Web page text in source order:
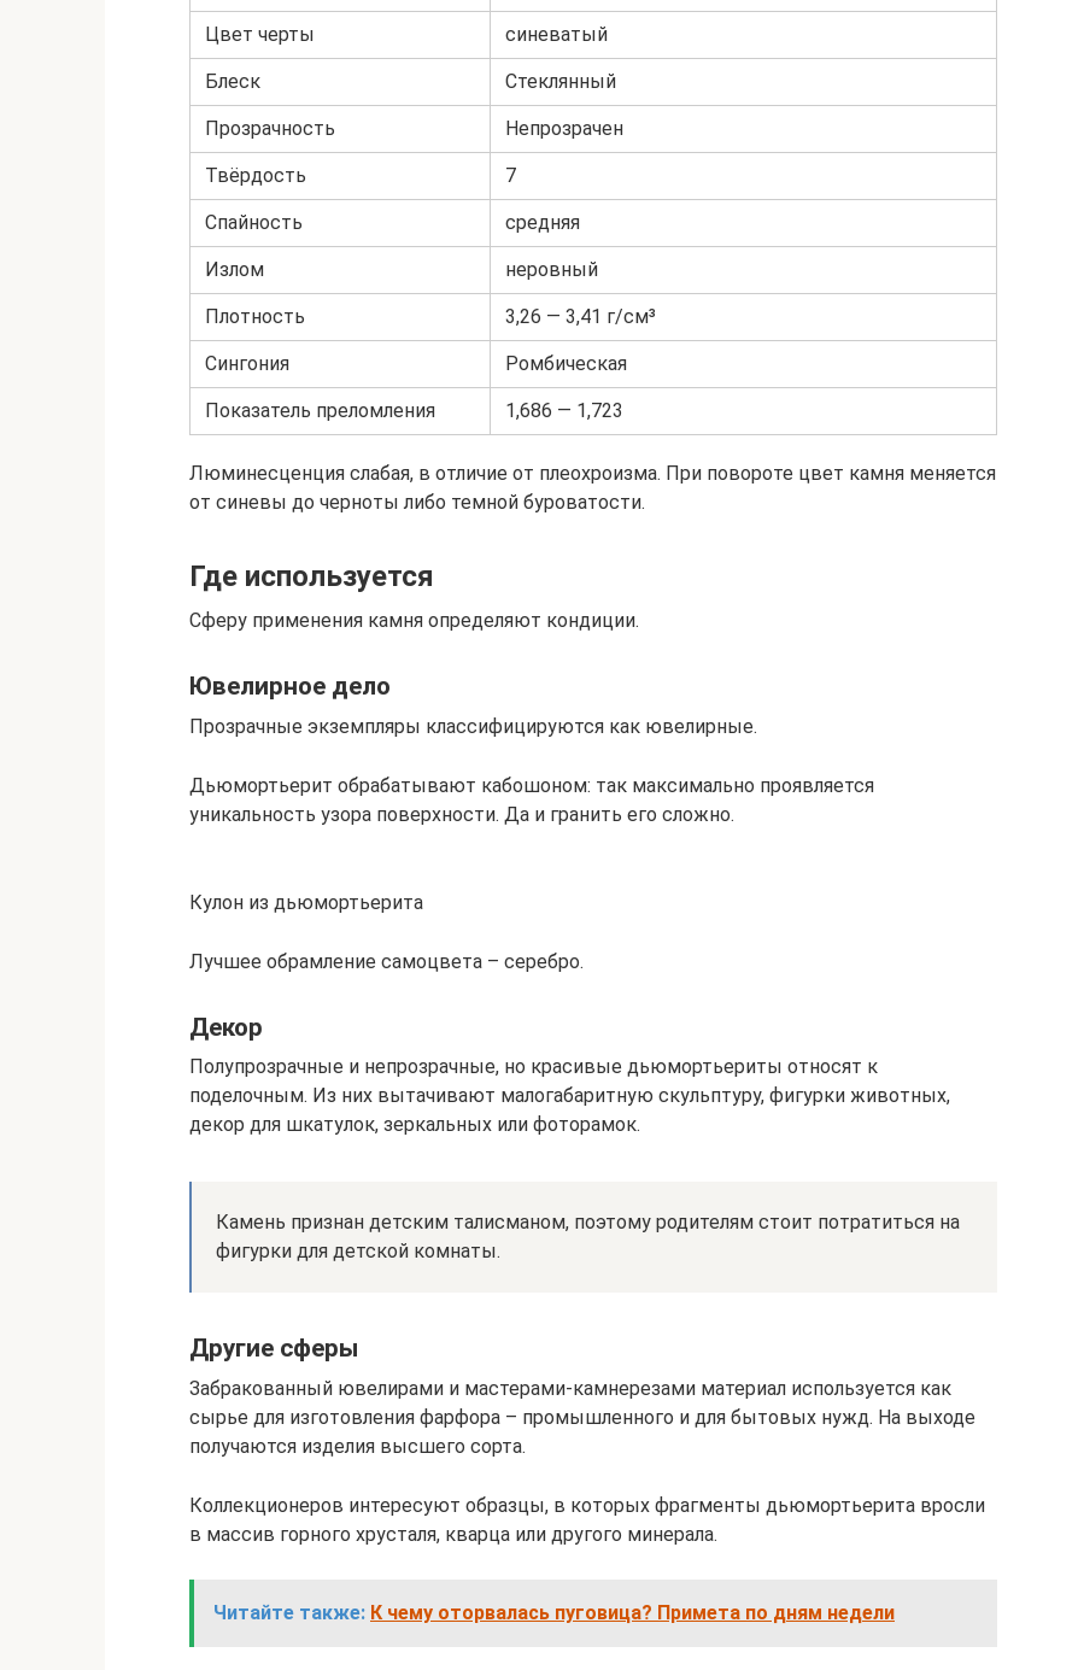
Цвет черты синеватый
Блеск Стеклянный
Прозрачность Непрозрачен
Твёрдость 7
Спайность средняя
Излом неровный
Плотность 3,26 — 3,41 г/см³
Сингония Ромбическая
Показатель преломления 1,686 — 1,723
Люминесценция слабая, в отличие от плеохроизма. При повороте цвет камня меняется
от синевы до черноты либо темной буроватости.
Где используется
Сферу применения камня определяют кондиции.
Ювелирное дело
Прозрачные экземпляры классифицируются как ювелирные.
Дьюмортьерит обрабатывают кабошоном: так максимально проявляется
уникальность узора поверхности. Да и гранить его сложно.
Кулон из дьюмортьерита
Лучшее обрамление самоцвета – серебро.
Декор
Полупрозрачные и непрозрачные, но красивые дьюмортьериты относят к
поделочным. Из них вытачивают малогабаритную скульптуру, фигурки животных,
декор для шкатулок, зеркальных или фоторамок.
Камень признан детским талисманом, поэтому родителям стоит потратиться на
фигурки для детской комнаты.
Другие сферы
Забракованный ювелирами и мастерами-камнерезами материал используется как
сырье для изготовления фарфора – промышленного и для бытовых нужд. На выходе
получаются изделия высшего сорта.
Коллекционеров интересуют образцы, в которых фрагменты дьюмортьерита вросли
в массив горного хрусталя, кварца или другого минерала.
Читайте также: К чему оторвалась пуговица? Примета по дням недели